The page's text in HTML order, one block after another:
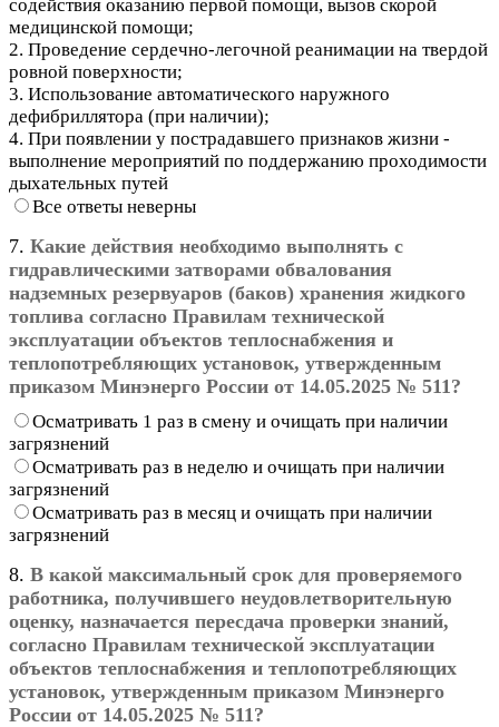
содействия оказанию первой помощи, вызов скорой
медицинской помощи;
2. Проведение сердечно-легочной реанимации на твердой
ровной поверхности;
3. Использование автоматического наружного
дефибриллятора (при наличии);
4. При появлении у пострадавшего признаков жизни -
выполнение мероприятий по поддержанию проходимости
дыхательных путей
Все ответы неверны
7. Какие действия необходимо выполнять с
гидравлическими затворами обвалования
надземных резервуаров (баков) хранения жидкого
топлива согласно Правилам технической
эксплуатации объектов теплоснабжения и
теплопотребляющих установок, утвержденным
приказом Минэнерго России от 14.05.2025 № 511?
Осматривать 1 раз в смену и очищать при наличии
загрязнений
Осматривать раз в неделю и очищать при наличии
загрязнений
Осматривать раз в месяц и очищать при наличии
загрязнений
8. В какой максимальный срок для проверяемого
работника, получившего неудовлетворительную
оценку, назначается пересдача проверки знаний,
согласно Правилам технической эксплуатации
объектов теплоснабжения и теплопотребляющих
установок, утвержденным приказом Минэнерго
России от 14.05.2025 № 511?